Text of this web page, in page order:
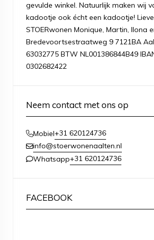
gevulde winkel. Natuurlijk maken wij
kadootje ook écht een kadootje!
STOERwonen Monique, Martin, Ilona
Bredevoortsestraatweg 9 7121BA
63032775 BTW NL001386844B49
0302682422
Neem contact met ons op
Mobiel+31 620124736
info@stoerwonenaalten.nl
Whatsapp+31 620124736
FACEBOOK